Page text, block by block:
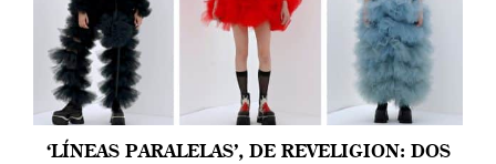
‘LÍNEAS PARALELAS’, DE REVELIGION: DOS